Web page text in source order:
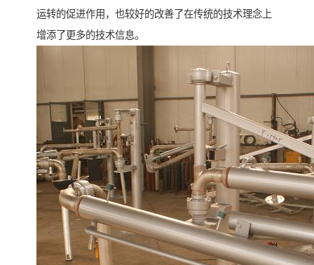
运转的促进作用，也较好的改善了在传统的技术理念上
增添了更多的技术信息。